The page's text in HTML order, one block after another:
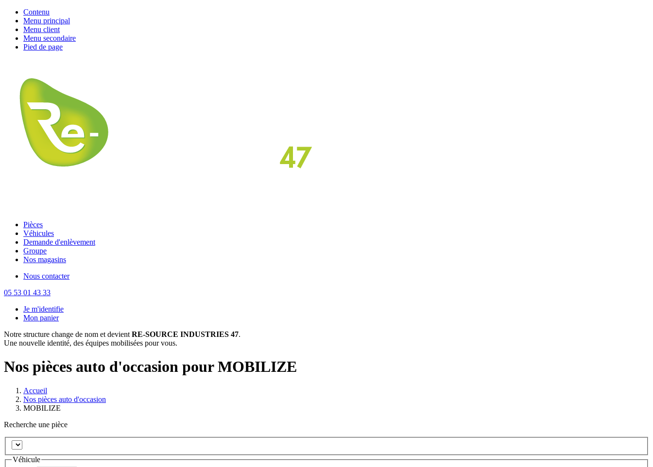
Contenu
Menu principal
Menu client
Menu secondaire
Pied de page
Pièces
Véhicules
Demande d'enlèvement
Groupe
Nos magasins
Nous contacter
05 53 01 43 33
Je m'identifie
Mon panier
Notre structure change de nom et devient RE-SOURCE INDUSTRIES 47.
Une nouvelle identité, des équipes mobilisées pour vous.
Nos pièces auto d'occasion pour MOBILIZE
Accueil
Nos pièces auto d'occasion
MOBILIZE
Recherche une pièce
Véhicule